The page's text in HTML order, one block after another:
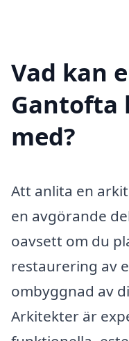
Vad kan
Gantofta
med?
Att anlita en
en avgörande
oavsett om du
restaurering av
ombyggnad av
Arkitekter är